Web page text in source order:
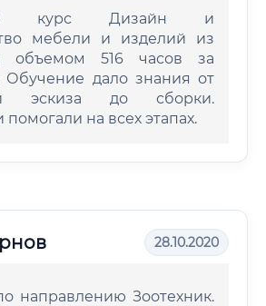
курс Дизайн и
мебели и изделий из
объемом 516 часов за
Обучение дало знания от
эскиза до сборки.
помогали на всех этапах.
28.10.2020
направлению Зоотехник.